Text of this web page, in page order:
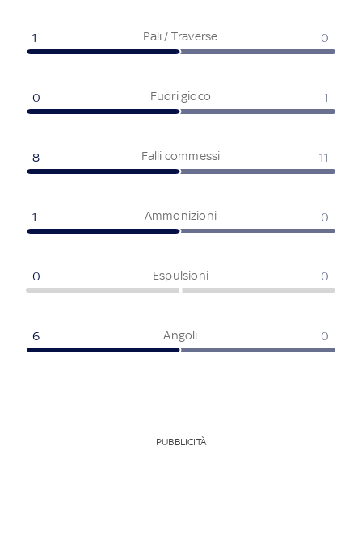
Pali / Traverse
1 0
Fuori gioco
0 1
Falli commessi
8 11
Ammonizioni
1 0
Espulsioni
0 0
Angoli
6 0
PUBBLICITÀ